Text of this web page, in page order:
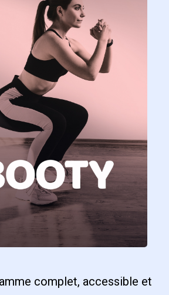
complet, accessible et